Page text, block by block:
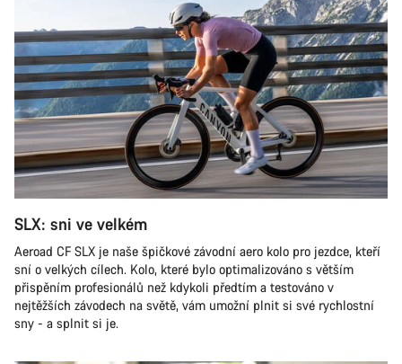
SLX: sni ve velkém
Aeroad CF SLX je naše špičkové závodní aero kolo pro jezdce, kteří
sní o velkých cílech. Kolo, které bylo optimalizováno s větším
přispěním profesionálů než kdykoli předtím a testováno v
nejtěžších závodech na světě, vám umožní plnit si své rychlostní
sny - a splnit si je.